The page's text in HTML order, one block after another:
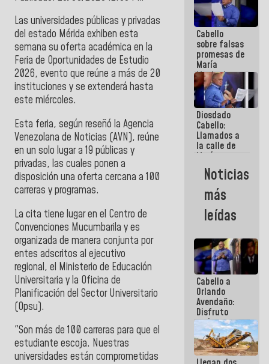
Las universidades públicas y privadas
del estado Mérida exhiben esta
semana su oferta académica en la
Feria de Oportunidades de Estudio
2026, evento que reúne a más de 20
instituciones y se extenderá hasta
este miércoles.
Esta feria, según reseñó la Agencia
Venezolana de Noticias (AVN), reúne
en un solo lugar a 19 públicas y
privadas, las cuales ponen a
disposición una oferta cercana a 100
carreras y programas.
La cita tiene lugar en el Centro de
Convenciones Mucumbarila y es
organizada de manera conjunta por
entes adscritos al ejecutivo
regional, el Ministerio de Educación
Universitaria y la Oficina de
Planificación del Sector Universitario
(Opsu).
"Son más de 100 carreras para que el
estudiante escoja. Nuestras
universidades están comprometidas
es la
organización
política más
sólida de
Venezuela
Cabello
sobre falsas
promesas de
María
Machado:
¿Quién le
puede creer?
¿Y la gente
que ella iba
a salvar en
La Guaira?
Diosdado
Cabello:
Llamados a
la calle de
María
Machado se
estrellaron
de frente
contra el
Pueblo
Noticias
más
leídas
Cabello a
Orlando
Avendaño:
Disfruto
cada vez
que escribes
porque lo
que haces